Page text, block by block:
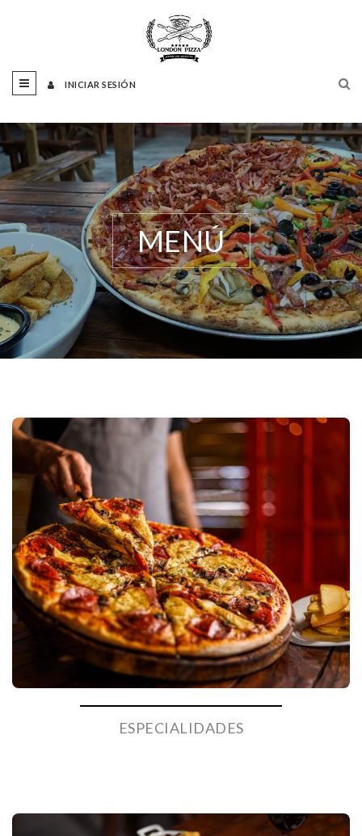
INICIAR SESIÓN
MENÚ
ESPECIALIDADES